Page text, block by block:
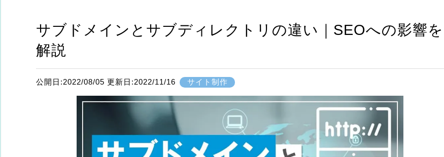
サブドメインとサブディレクトリの違い｜SEOへの影響を
解説
公開日:2022/08/05 更新日:2022/11/16 サイト制作